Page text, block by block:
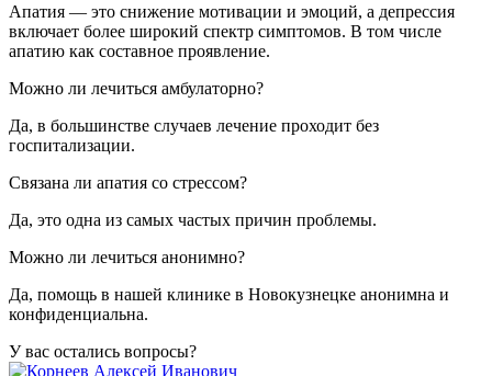
Апатия — это снижение мотивации и эмоций, а депрессия
включает более широкий спектр симптомов. В том числе
апатию как составное проявление.
Можно ли лечиться амбулаторно?
Да, в большинстве случаев лечение проходит без
госпитализации.
Связана ли апатия со стрессом?
Да, это одна из самых частых причин проблемы.
Можно ли лечиться анонимно?
Да, помощь в нашей клинике в Новокузнецке анонимна и
конфиденциальна.
У вас остались вопросы?